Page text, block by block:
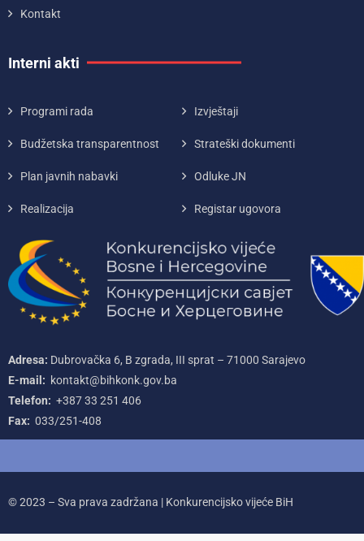
Kontakt
Interni akti
Programi rada Izvještaji
Budžetska transparentnost Strateški dokumenti
Plan javnih nabavki Odluke JN
Realizacija Registar ugovora
Adresa: Dubrovačka 6, B zgrada, III sprat – 71000‌ Sarajevo
E-mail: kontakt@bihkonk.gov.ba
Telefon: +387‌ 33‌ 251‌ 406
Fax: 033/251-408
© 2023 – Sva prava zadržana | Konkurencijsko vijeće BiH